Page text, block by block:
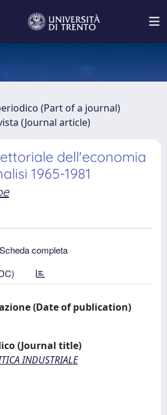
(Part of a journal)
(Journal article)
dell'economia
1965-1981
Scheda completa
(Date of publication)
(Journal title)
INDUSTRIALE